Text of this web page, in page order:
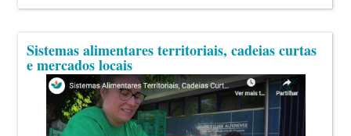
Sistemas alimentares territoriais, cadeias curtas
e mercados locais